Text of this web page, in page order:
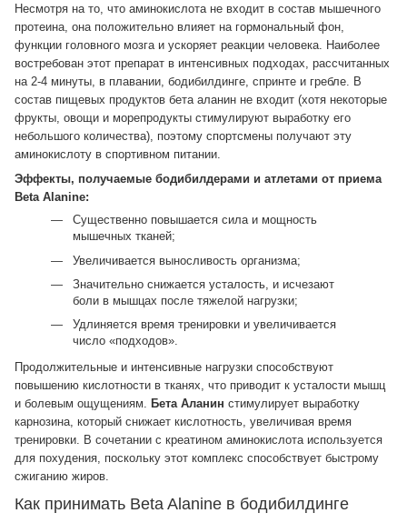
Несмотря на то, что аминокислота не входит в состав мышечного
протеина, она положительно влияет на гормональный фон,
функции головного мозга и ускоряет реакции человека. Наиболее
востребован этот препарат в интенсивных подходах, рассчитанных
на 2-4 минуты, в плавании, бодибилдинге, спринте и гребле. В
состав пищевых продуктов бета аланин не входит (хотя некоторые
фрукты, овощи и морепродукты стимулируют выработку его
небольшого количества), поэтому спортсмены получают эту
аминокислоту в спортивном питании.
Эффекты, получаемые бодибилдерами и атлетами от приема
Beta Alanine:
Существенно повышается сила и мощность
мышечных тканей;
Увеличивается выносливость организма;
Значительно снижается усталость, и исчезают
боли в мышцах после тяжелой нагрузки;
Удлиняется время тренировки и увеличивается
число «подходов».
Продолжительные и интенсивные нагрузки способствуют
повышению кислотности в тканях, что приводит к усталости мышц
и болевым ощущениям. Бета Аланин стимулирует выработку
карнозина, который снижает кислотность, увеличивая время
тренировки. В сочетании с креатином аминокислота используется
для похудения, поскольку этот комплекс способствует быстрому
сжиганию жиров.
Как принимать Beta Alanine в бодибилдинге